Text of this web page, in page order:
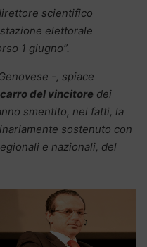
scientifico
elettorale
1 giugno”.
-, spiace
del vincitore dei
smentito, nei fatti, la
sostenuto con
e nazionali, del